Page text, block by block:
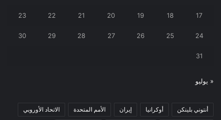
17
18
19
20
21
22
23
24
25
26
27
28
29
30
31
« يوليو
أنتوني بلينكن أوكرانيا إيران الأمم المتحدة الاتحاد الأوروبي